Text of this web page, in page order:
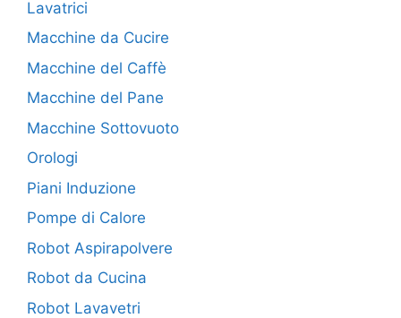
Lavatrici
Macchine da Cucire
Macchine del Caffè
Macchine del Pane
Macchine Sottovuoto
Orologi
Piani Induzione
Pompe di Calore
Robot Aspirapolvere
Robot da Cucina
Robot Lavavetri